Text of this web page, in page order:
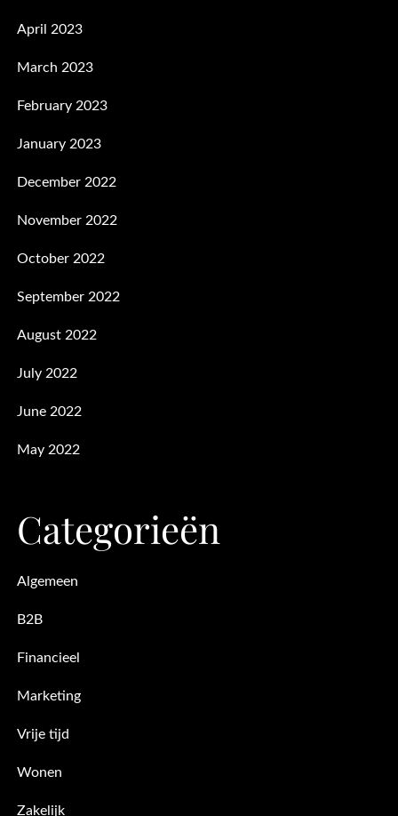
April 2023
March 2023
February 2023
January 2023
December 2022
November 2022
October 2022
September 2022
August 2022
July 2022
June 2022
May 2022
Categorieën
Algemeen
B2B
Financieel
Marketing
Vrije tijd
Wonen
Zakelijk